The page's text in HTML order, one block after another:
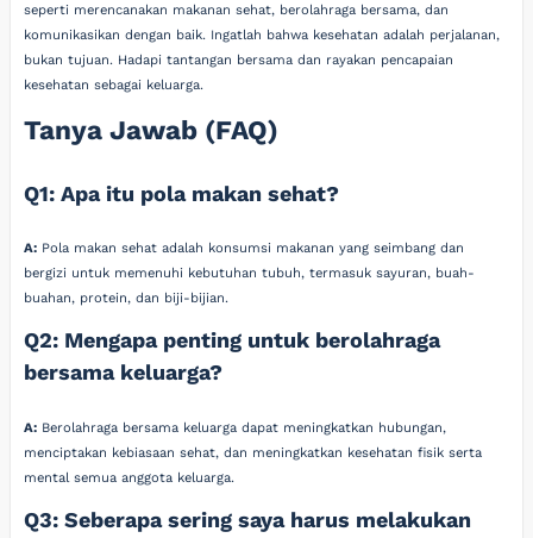
seperti merencanakan makanan sehat, berolahraga bersama, dan
komunikasikan dengan baik. Ingatlah bahwa kesehatan adalah perjalanan,
bukan tujuan. Hadapi tantangan bersama dan rayakan pencapaian
kesehatan sebagai keluarga.
Tanya Jawab (FAQ)
Q1: Apa itu pola makan sehat?
A: Pola makan sehat adalah konsumsi makanan yang seimbang dan
bergizi untuk memenuhi kebutuhan tubuh, termasuk sayuran, buah-
buahan, protein, dan biji-bijian.
Q2: Mengapa penting untuk berolahraga
bersama keluarga?
A: Berolahraga bersama keluarga dapat meningkatkan hubungan,
menciptakan kebiasaan sehat, dan meningkatkan kesehatan fisik serta
mental semua anggota keluarga.
Q3: Seberapa sering saya harus melakukan